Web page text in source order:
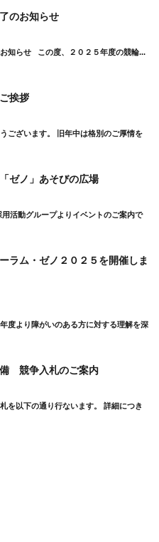
のお知らせ
知らせ この度、２０２５年度の競輪...
挨拶
ございます。 旧年中は格別のご厚情を
ゼノ」あそびの広場
用活動グループよりイベントのご案内で
ラム・ゼノ２０２５を開催しま
度より障がいのある方に対する理解を深
競争入札のご案内
を以下の通り行ないます。 詳細につき